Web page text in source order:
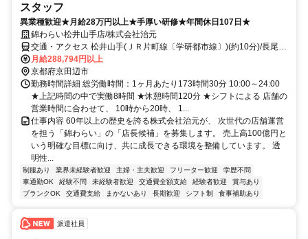
スタッフ
異業種歓迎★月給28万円以上★手厚い研修★年間休日107日★
錦わらい松井山手店/株式会社治元
交通・アクセス 松井山手(ＪＲ片町線〔学研都市線〕)(約10分)/長尾
（大阪府）(ＪＲ片町線〔学研都市線〕/ＪＲ福知山線〔宝塚線〕)(約
20分)/大住(ＪＲ片町線〔学研都市線〕)(約37分)
月給288,794円以上
京都府京田辺市
勤務時間詳細 総労働時間：1ヶ月あたり173時間30分 10:00～24:00
★上記時間の中で実働8時間 ★休憩時間120分 ★シフトによる 店舗の
営業時間に合わせて、 10時から20時、 1...
仕事内容 60年以上の歴史を誇る株式会社治元が、 次世代の店舗運営
を担う「錦わらい」の「店長候補」を募集します。 売上高100億円と
いう明確な目標に向け、共に成長できる環境を整備しています。 透
明性...
制服あり 業界未経験者歓迎 主婦・主夫歓迎 フリーター歓迎
学歴不問
車通勤OK
経験不問 未経験者歓迎 交通費全額支給 経験者歓迎
賞与あり
ブランクOK
交通費支給 まかないあり 長期歓迎 シフト制 食事補助あり
派遣社員